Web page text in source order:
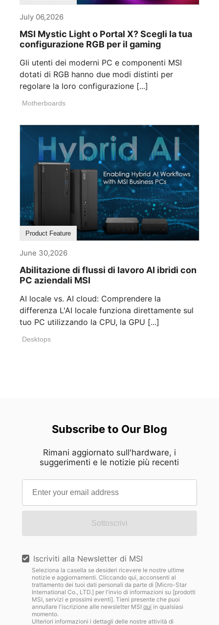
July 06,2026
MSI Mystic Light o Portal X? Scegli la tua
configurazione RGB per il gaming
Gli utenti dei moderni PC e componenti MSI
dotati di RGB hanno due modi distinti per
regolare la loro configurazione [...]
Motherboards
Product Feature
June 30,2026
Abilitazione di flussi di lavoro AI ibridi con
PC aziendali MSI
AI locale vs. AI cloud: Comprendere la
differenza L'AI locale funziona direttamente sul
tuo PC utilizzando la CPU, la GPU [...]
Desktops
Subscribe to Our Blog
Rimani aggiornato sull'hardware, i
suggerimenti e le notizie più recenti
Sottoscrivi
Iscriviti alla Newsletter di MSI
Seleziona la casella se desideri ricevere le nostre ultime
notizie e aggiornamenti. Cliccando qui, acconsenti al
trattamento dei tuoi dati personali da parte di [Micro-Star
International Co., LTD.] per l'invio di informazioni su [prodotti
MSI, servizi e prossimi eventi]. Tieni presente che puoi
annullare l'iscrizione alle newsletter MSI qui in qualsiasi
momento.
Ulteriori informazioni i dettagli delle nostre attività di